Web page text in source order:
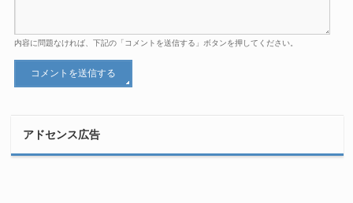
内容に問題なければ、下記の「コメントを送信する」ボタンを押してください。
アドセンス広告